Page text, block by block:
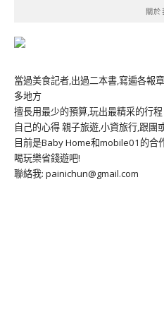
關於
當過美食記者,出過二本書,寫遍各報
多地方
擅長用最少的預算,玩出最精采的行
自己的心得 親子旅遊,小資旅行,跟團
目前是Baby Home和mobile01的合
喝玩樂省錢遊吧!
聯絡我: painichun@gmail.com